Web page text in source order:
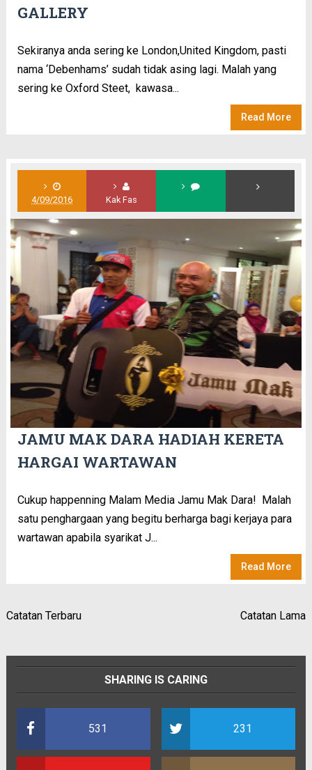
GALLERY
Sekiranya anda sering ke London,United Kingdom, pasti
nama ‘Debenhams’ sudah tidak asing lagi. Malah yang
sering ke Oxford Steet, kawasa...
Read More
4/09/2016 Kak Fas
JAMU MAK DARA HADIAH KERETA
HARGAI WARTAWAN
Cukup happenning Malam Media Jamu Mak Dara! Malah
satu penghargaan yang begitu berharga bagi kerjaya para
wartawan apabila syarikat J...
Read More
Catatan Terbaru Catatan Lama
SHARING IS CARING
531 231